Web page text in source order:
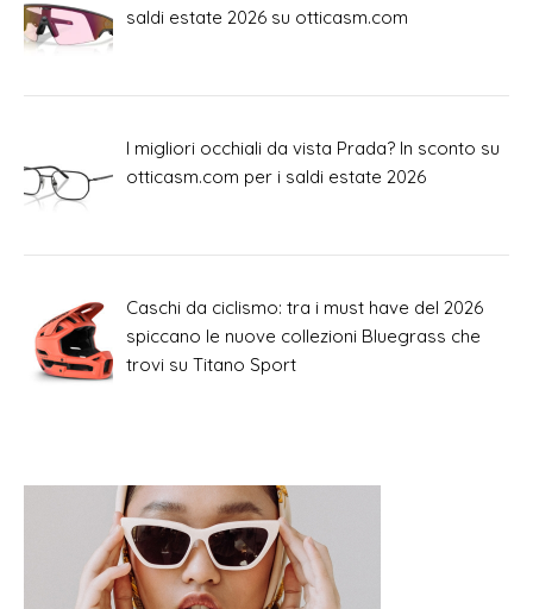
saldi estate 2026 su otticasm.com
I migliori occhiali da vista Prada? In sconto su
otticasm.com per i saldi estate 2026
Caschi da ciclismo: tra i must have del 2026
spiccano le nuove collezioni Bluegrass che
trovi su Titano Sport